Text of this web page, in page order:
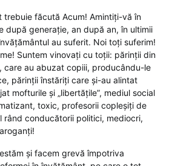
trebuie făcută Acum! Amintiți-vă în
după generație, an după an, în ultimii
au suferit. Noi toți suferim!
Suntem vinovați cu toții: părinții din
care au abuzat copiii, producându-le
părinții înstăriți care și-au alintat
mofturile și „libertățile”, mediul social
toxic, profesorii copleșiți de
rând conducătorii politici, mediocri,
și facem grevă împotriva